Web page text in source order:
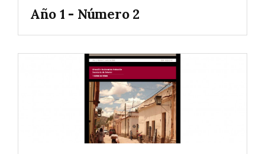
Año 1 - Número 2